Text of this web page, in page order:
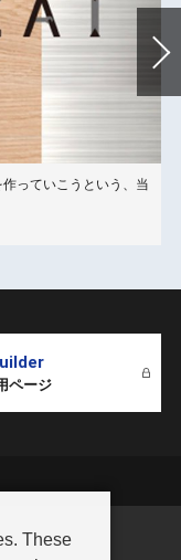
っていこうという、当
ページ
These